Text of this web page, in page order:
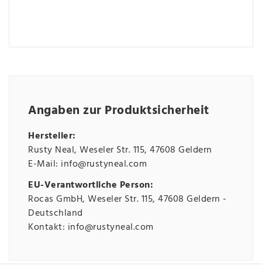
Angaben zur Produktsicherheit
Hersteller:
Rusty Neal Weseler Str.115 47608 Geldern
E-Mail: info@rustyneal.com
EU-Verantwortliche Person:
Rocas GmbH Weseler Str.115 47608 Geldern
Deutschland
Kontakt: info@rustyneal.com